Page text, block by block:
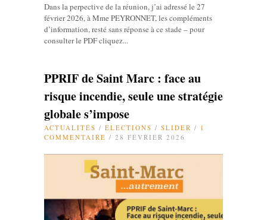
Dans la perpective de la réunion, j’ai adressé le 27
février 2026, à Mme PEYRONNET, les compléments
d’information, resté sans réponse à ce stade – pour
consulter le PDF cliquez...
PPRIF de Saint Marc : face au
risque incendie, seule une stratégie
globale s’impose
ACTUALITÉS / ELECTIONS / SLIDER / 1
COMMENTAIRE / 28 FÉVRIER 2026